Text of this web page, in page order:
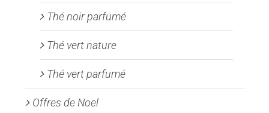
Thé noir parfumé
Thé vert nature
Thé vert parfumé
Offres de Noel